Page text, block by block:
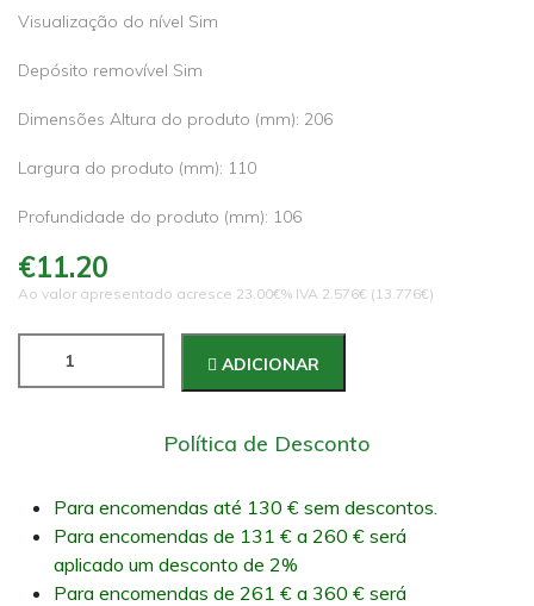
Visualização do nível Sim
Depósito removível Sim
Dimensões Altura do produto (mm): 206
Largura do produto (mm): 110
Profundidade do produto (mm): 106
€11.20
Ao valor apresentado acresce 23.00€% IVA 2.576€ (13.776€)
ADICIONAR
Política de Desconto
Para encomendas até 130 € sem descontos.
Para encomendas de 131 € a 260 € será
aplicado um desconto de 2%
Para encomendas de 261 € a 360 € será